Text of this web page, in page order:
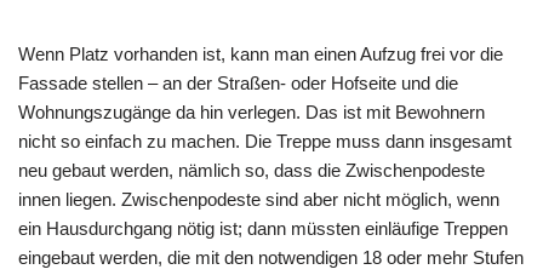
Wenn Platz vorhanden ist, kann man einen Aufzug frei vor die
Fassade stellen – an der Straßen- oder Hofseite und die
Wohnungszugänge da hin verlegen. Das ist mit Bewohnern
nicht so einfach zu machen. Die Treppe muss dann insgesamt
neu gebaut werden, nämlich so, dass die Zwischenpodeste
innen liegen. Zwischenpodeste sind aber nicht möglich, wenn
ein Hausdurchgang nötig ist; dann müssten einläufige Treppen
eingebaut werden, die mit den notwendigen 18 oder mehr Stufen